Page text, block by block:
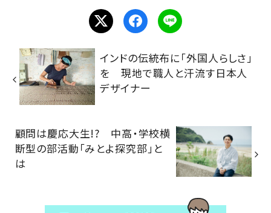
インドの伝統布に「外国人らしさ」
を 現地で職人と汗流す日本人
デザイナー
顧問は慶応大生!? 中高・学校横
断型の部活動「みとよ探究部」と
は